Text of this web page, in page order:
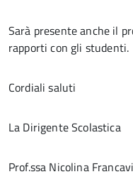
Sarà presente anche il
rapporti con gli studenti.
Cordiali saluti
La Dirigente Scolastica
Prof.ssa Nicolina